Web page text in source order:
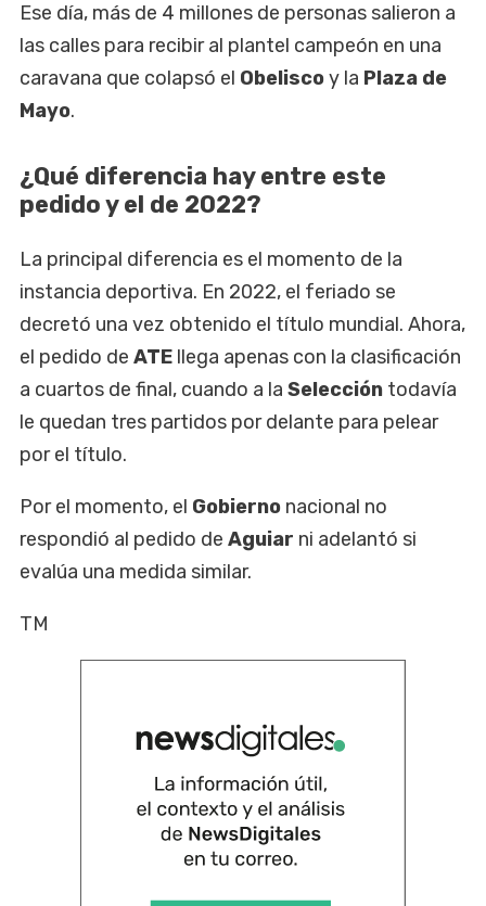
Ese día, más de 4 millones de personas salieron a
las calles para recibir al plantel campeón en una
caravana que colapsó el Obeliscoy la Plaza de
Mayo.
¿Qué diferencia hay entre este
pedido y el de 2022?
La principal diferencia es el momento de la
instancia deportiva. En 2022, el feriado se
decretó una vez obtenido el título mundial. Ahora,
el pedido de ATE llega apenas con la clasificación
a cuartos de final, cuando a la Selección todavía
le quedan tres partidos por delante para pelear
por el título.
Por el momento, el Gobierno nacional no
respondió al pedido de Aguiar ni adelantó si
evalúa una medida similar.
TM